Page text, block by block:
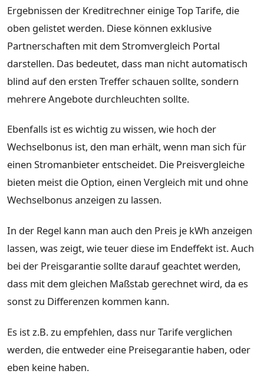
Ergebnissen der Kreditrechner einige Top Tarife, die
oben gelistet werden. Diese können exklusive
Partnerschaften mit dem Stromvergleich Portal
darstellen. Das bedeutet, dass man nicht automatisch
blind auf den ersten Treffer schauen sollte, sondern
mehrere Angebote durchleuchten sollte.
Ebenfalls ist es wichtig zu wissen, wie hoch der
Wechselbonus ist, den man erhält, wenn man sich für
einen Stromanbieter entscheidet. Die Preisvergleiche
bieten meist die Option, einen Vergleich mit und ohne
Wechselbonus anzeigen zu lassen.
In der Regel kann man auch den Preis je kWh anzeigen
lassen, was zeigt, wie teuer diese im Endeffekt ist. Auch
bei der Preisgarantie sollte darauf geachtet werden,
dass mit dem gleichen Maßstab gerechnet wird, da es
sonst zu Differenzen kommen kann.
Es ist z.B. zu empfehlen, dass nur Tarife verglichen
werden, die entweder eine Preisegarantie haben, oder
eben keine haben.